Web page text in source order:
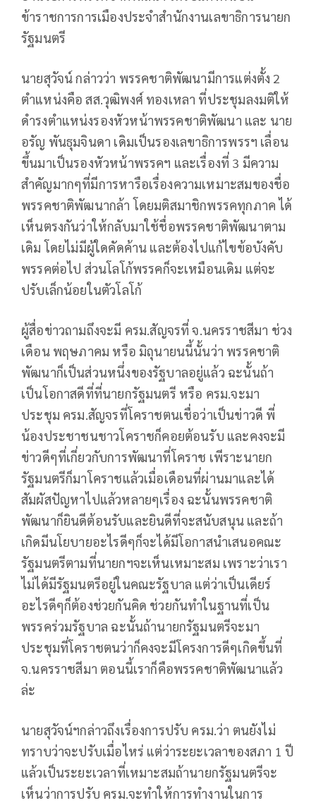
ข้าราชการการเมืองประจำสำนักงานเลขาธิการนายก
รัฐมนตรี
นายสุวัจน์ กล่าวว่า พรรคชาติพัฒนามีการแต่งตั้ง 2
ตำแหน่งคือ สส.วุฒิพงศ์ ทองเหลา ที่ประชุมลงมติให้
ดำรงตำแหน่งรองหัวหน้าพรรคชาติพัฒนา และ นาย
อรัญ พันธุมจินดา เดิมเป็นรองเลขาธิการพรรฯ เลื่อน
ขึ้นมาเป็นรองหัวหน้าพรรคฯ และเรื่องที่ 3 มีความ
สำคัญมากๆที่มีการหารือเรื่องความเหมาะสมของชื่อ
พรรคชาติพัฒนากล้า โดยมติสมาชิกพรรคทุกภาค ได้
เห็นตรงกันว่าให้กลับมาใช้ชื่อพรรคชาติพัฒนาตาม
เดิม โดยไม่มีผู้ใดคัดค้าน และต้องไปแก้ไขข้อบังคับ
พรรคต่อไป ส่วนโลโก้พรรคก็จะเหมือนเดิม แต่จะ
ปรับเล็กน้อยในตัวโลโก้
ผู้สื่อข่าวถามถึงจะมี ครม.สัญจรที่ จ.นครราชสีมา ช่วง
เดือน พฤษภาคม หรือ มิถุนายนนี้นั้นว่า พรรคชาติ
พัฒนาก็เป็นส่วนหนึ่งของรัฐบาลอยู่แล้ว ฉะนั้นถ้า
เป็นโอกาสดีที่ที่นายกรัฐมนตรี หรือ ครม.จะมา
ประชุม ครม.สัญจรที่โคราชตนเชื่อว่าเป็นข่าวดี พี่
น้องประชาชนชาวโคราชก็คอยต้อนรับ และคงจะมี
ข่าวดีๆที่เกี่ยวกับการพัฒนาที่โคราช เพีราะนายก
รัฐมนตรีก็มาโคราชแล้วเมื่อเดือนที่ผ่านมาและได้
สัมผัสปัญหาไปแล้วหลายๆเรื่อง ฉะนั้นพรรคชาติ
พัฒนาก็ยินดีต้อนรับและยินดีที่จะสนับสนุน และถ้า
เกิดมีนโยบายอะไรดีๆก็จะได้มีโอกาสนำเสนอคณะ
รัฐมนตรีตามที่นายกฯจะเห็นเหมาะสม เพราะว่าเรา
ไม่ได้มีรัฐมนตรีอยู่ในคณะรัฐบาล แต่ว่าเป็นเดียร์
อะไรดีๆก็ต้องช่วยกันคิด ช่วยกันทำในฐานที่เป็น
พรรคร่วมรัฐบาล ฉะนั้นถ้านายกรัฐมนตรีจะมา
ประชุมที่โคราชตนว่าก็คงจะมีโครงการดีๆเกิดขึ้นที่
จ.นครราชสีมา ตอนนี้เราก็คือพรรคชาติพัฒนาแล้ว
ล่ะ
นายสุวัจน์ฯกล่าวถึงเรื่องการปรับ ครม.ว่า ตนยังไม่
ทราบว่าจะปรับเมื่อไหร่ แต่ว่าระยะเวลาของสภา 1 ปี
แล้วเป็นระยะเวลาที่เหมาะสมถ้านายกรัฐมนตรีจะ
เห็นว่าการปรับ ครม.จะทำให้การทำงานในการ